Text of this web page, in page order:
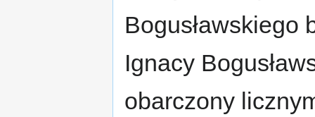
Bogusławskiego
Ignacy
obarczony